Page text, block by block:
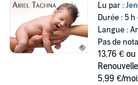
Lu par :
Durée : 5 h
Langue :
Pas de
13,76 € ou
5,99 €/